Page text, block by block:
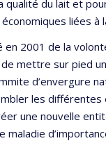
qualité du lait et
liées à
en 2001 de la
mettre sur pied
d’envergure
les différentes
une nouvelle
maladie